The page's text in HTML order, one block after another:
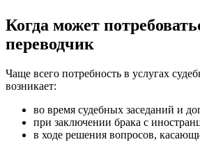
Когда может
переводчик
Чаще всего потребность в услугах
возникает:
во время судебных заседаний и
при заключении брака с
в ходе решения вопросов,